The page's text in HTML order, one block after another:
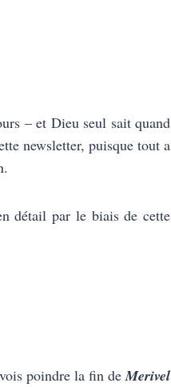
– et Dieu seul sait quand
newsletter, puisque tout a
détail par le biais de cette
poindre la fin deMerivel